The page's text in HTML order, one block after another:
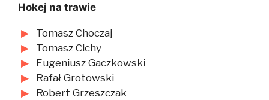
Hokej na trawie
Tomasz Choczaj
Tomasz Cichy
Eugeniusz Gaczkowski
Rafał Grotowski
Robert Grzeszczak